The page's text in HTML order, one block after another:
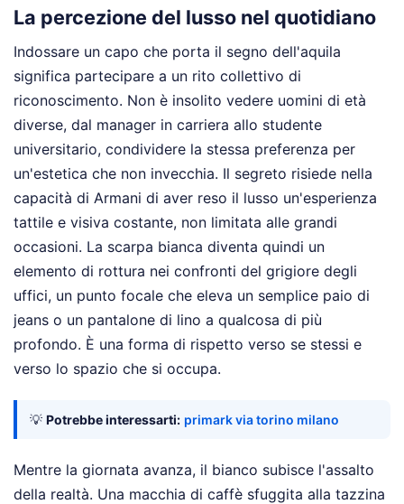
La percezione del lusso nel quotidiano
Indossare un capo che porta il segno dell'aquila
significa partecipare a un rito collettivo di
riconoscimento. Non è insolito vedere uomini di età
diverse, dal manager in carriera allo studente
universitario, condividere la stessa preferenza per
un'estetica che non invecchia. Il segreto risiede nella
capacità di Armani di aver reso il lusso un'esperienza
tattile e visiva costante, non limitata alle grandi
occasioni. La scarpa bianca diventa quindi un
elemento di rottura nei confronti del grigiore degli
uffici, un punto focale che eleva un semplice paio di
jeans o un pantalone di lino a qualcosa di più
profondo. È una forma di rispetto verso se stessi e
verso lo spazio che si occupa.
💡 Potrebbe interessarti: primark via torino milano
Mentre la giornata avanza, il bianco subisce l'assalto
della realtà. Una macchia di caffè sfuggita alla tazzina